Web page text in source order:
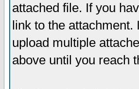
attached file. If you
link to the
upload multiple
above until you reach